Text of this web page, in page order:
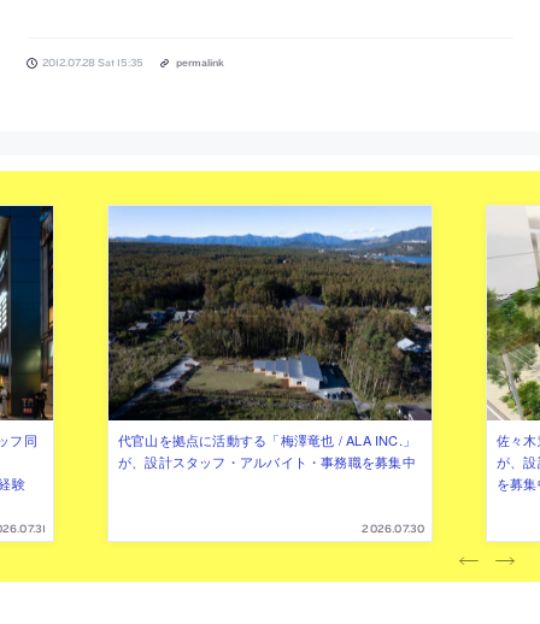
2012.07.28 Sat 15:35 permalink
フ同
験
代官山を拠点に活動する「梅澤竜也 / ALA INC.」
が、設計スタッフ・アルバイト・事務職を募集中
2026.07.30
佐々
が、
を募